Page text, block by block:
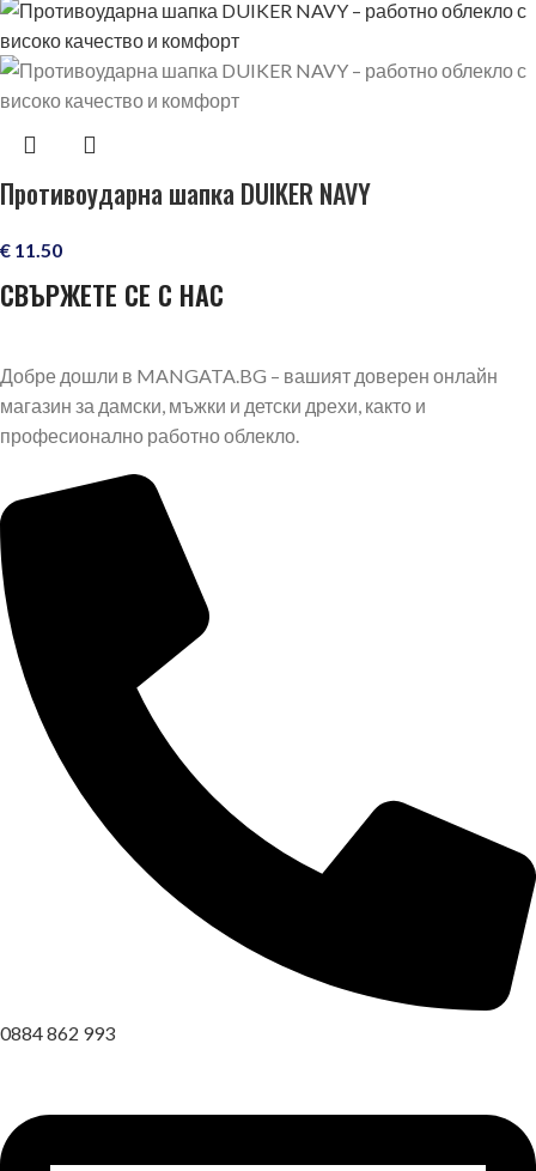
Противоударна шапка DUIKER NAVY
€ 11.50
СВЪРЖЕТЕ СЕ С НАС
Добре дошли в MANGATA.BG – вашият доверен онлайн
магазин за дамски, мъжки и детски дрехи, както и
професионално работно облекло.
0884 862 993